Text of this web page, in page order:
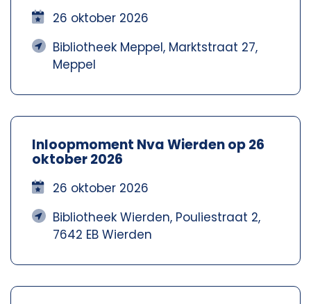
Meppel
26 oktober 2026
Bibliotheek Meppel, Marktstraat 27,
Meppel
Inloopmoment Nva Wierden op 26
oktober 2026
26 oktober 2026
Bibliotheek Wierden, Pouliestraat 2,
7642 EB Wierden